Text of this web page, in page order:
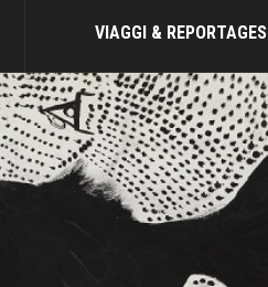
VIAGGI & REPORTAGES